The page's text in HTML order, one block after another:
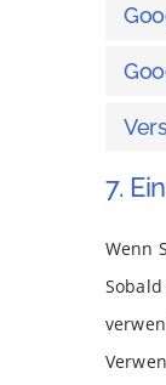
7.
Wenn